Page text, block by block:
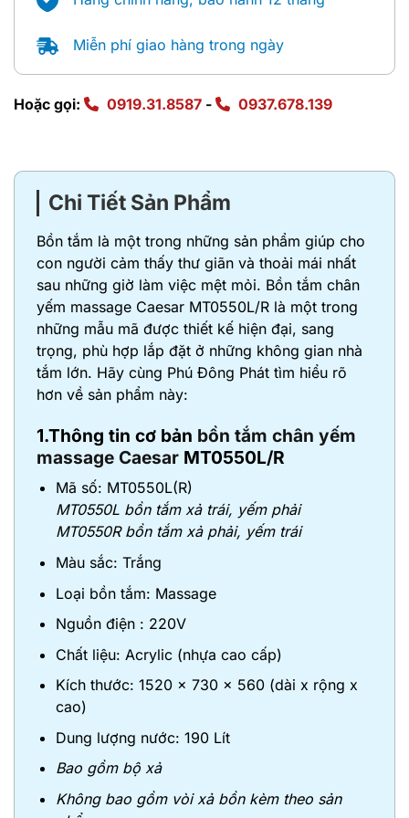
Miễn phí giao hàng trong ngày
Hoặc gọi: 0919.31.8587 - 0937.678.139
Chi Tiết Sản Phẩm
Bồn tắm là một trong những sản phẩm giúp cho
con người cảm thấy thư giãn và thoải mái nhất
sau những giờ làm việc mệt mỏi. Bồn tắm chân
yếm massage Caesar MT0550L/R là một trong
những mẫu mã được thiết kế hiện đại, sang
trọng, phù hợp lắp đặt ở những không gian nhà
tắm lớn. Hãy cùng Phú Đông Phát tìm hiểu rõ
hơn về sản phẩm này:
1.Thông tin cơ bản bồn tắm chân yếm
massage Caesar MT0550L/R
Mã số: MT0550L(R)
MT0550L bồn tắm xả trái, yếm phải
MT0550R bồn tắm xả phải, yếm trái
Màu sắc: Trắng
Loại bồn tắm: Massage
Nguồn điện : 220V
Chất liệu: Acrylic (nhựa cao cấp)
Kích thước: 1520 x 730 x 560 (dài x rộng x
cao)
Dung lượng nước: 190 Lít
Bao gồm bộ xả
Không bao gồm vòi xả bồn kèm theo sản